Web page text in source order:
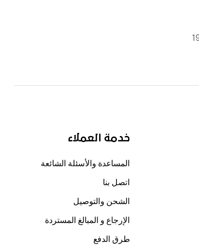
خدمة العملاء
المساعدة والأسئلة الشائعة
اتصل بنا
الشحن والتوصيل
الإرجاع و المبالغ المستردة
طرق الدفع